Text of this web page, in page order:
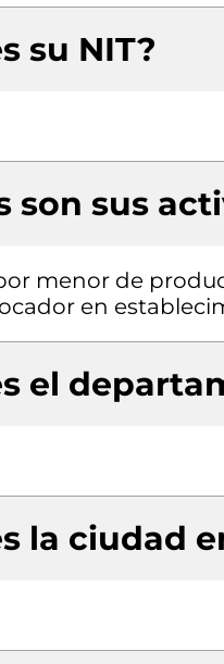
su NIT?
son sus
menor de
en
el
la ciudad